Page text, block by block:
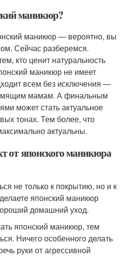
маникюр?
маникюр — вероятно, вы
Сейчас разберемся.
кто ценит натуральность
маникюр не имеет
всем без исключения —
мамам. А финальным
может стать актуальное
тонах. Тем более, что
актуальны.
от японского маникюра
не только к покрытию, но и к
японский маникюр
домашний уход.
японский маникюр, тем
Ничего особенного делать
руки от агрессивной